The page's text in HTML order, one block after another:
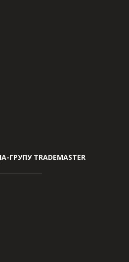
ГРУПУ TRADEMASTER